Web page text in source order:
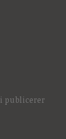
publicerer